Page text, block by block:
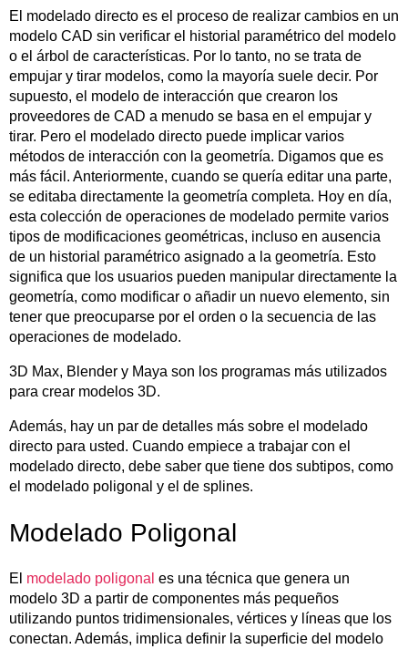
El modelado directo es el proceso de realizar cambios en un
modelo CAD sin verificar el historial paramétrico del modelo
o el árbol de características. Por lo tanto, no se trata de
empujar y tirar modelos, como la mayoría suele decir. Por
supuesto, el modelo de interacción que crearon los
proveedores de CAD a menudo se basa en el empujar y
tirar. Pero el modelado directo puede implicar varios
métodos de interacción con la geometría. Digamos que es
más fácil. Anteriormente, cuando se quería editar una parte,
se editaba directamente la geometría completa. Hoy en día,
esta colección de operaciones de modelado permite varios
tipos de modificaciones geométricas, incluso en ausencia
de un historial paramétrico asignado a la geometría. Esto
significa que los usuarios pueden manipular directamente la
geometría, como modificar o añadir un nuevo elemento, sin
tener que preocuparse por el orden o la secuencia de las
operaciones de modelado.
3D Max, Blender y Maya son los programas más utilizados
para crear modelos 3D.
Además, hay un par de detalles más sobre el modelado
directo para usted. Cuando empiece a trabajar con el
modelado directo, debe saber que tiene dos subtipos, como
el modelado poligonal y el de splines.
Modelado Poligonal
El modelado poligonal es una técnica que genera un
modelo 3D a partir de componentes más pequeños
utilizando puntos tridimensionales, vértices y líneas que los
conectan. Además, implica definir la superficie del modelo